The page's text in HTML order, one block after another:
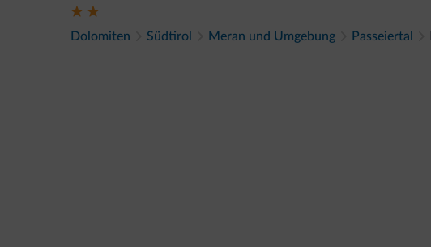
Dolomiten Südtirol Meran und Umgebung Passeiertal